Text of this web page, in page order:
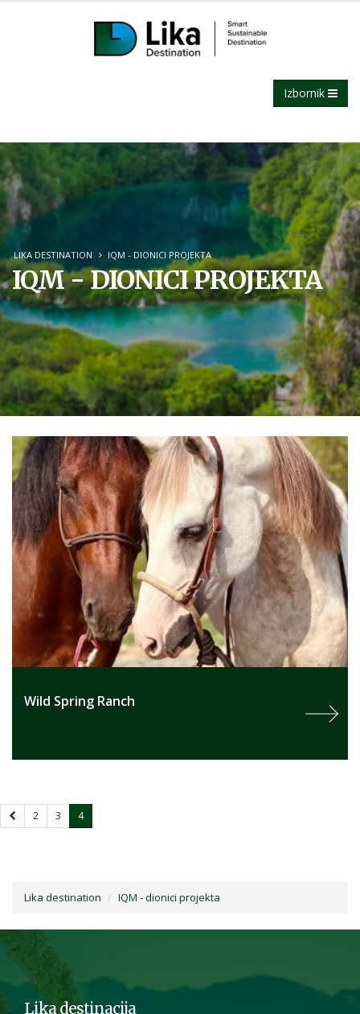
Izbornik
LIKA DESTINATION IQM - DIONICI PROJEKTA
IQM - DIONICI PROJEKTA
Wild Spring Ranch
2 3 4
Lika destination IQM - dionici projekta
Lika destinacija